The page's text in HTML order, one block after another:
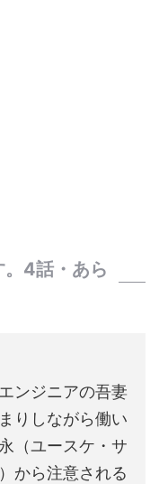
4話・あら
ンジニアの吾妻
りしながら働い
（ユースケ・サ
から注意される